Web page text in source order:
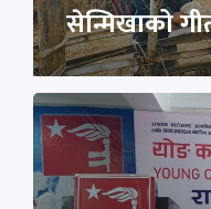
सेन्मिखाको